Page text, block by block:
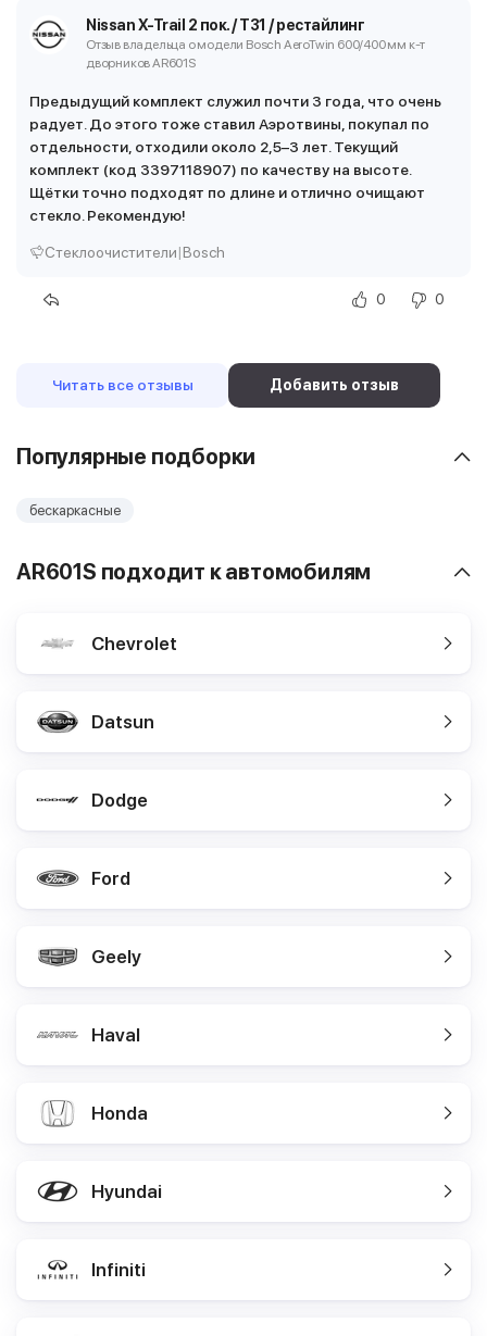
Nissan X-Trail 2 пок. / T31 / рестайлинг
Отзыв владельца о модели Bosch AeroTwin 600/400 мм к-т
дворников AR601S
Предыдущий комплект служил почти 3 года, что очень
радует. До этого тоже ставил Аэротвины, покупал по
отдельности, отходили около 2,5–3 лет. Текущий
комплект (код 3397118907) по качеству на высоте.
Щётки точно подходят по длине и отлично очищают
стекло. Рекомендую!
Стеклоочистители|Bosch
0 0
Читать все отзывы Добавить отзыв
Популярные подборки
бескаркасные
AR601S подходит к автомобилям
Chevrolet
Datsun
Dodge
Ford
Geely
Haval
Honda
Hyundai
Infiniti